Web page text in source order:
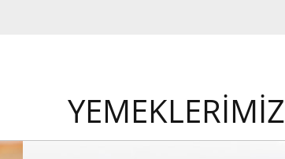
YEMEKLERİMİZ